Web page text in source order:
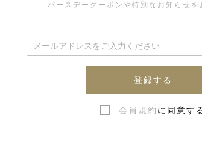
バースデークーポンや特別なお知らせを
登録する
会員規約 に同意す